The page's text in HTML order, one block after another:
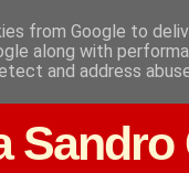
from Google to
along with
and address